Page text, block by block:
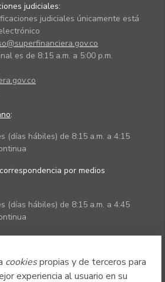
cookiespropias y de terceros para
experiencia al usuario en su
judiciales:
judiciales únicamente está
es de 8:15 a.m. a 5:00 p.m.
:
(días hábiles) de 8:15 a.m. a 4:15
por medios
(días hábiles) de 8:15 a.m. a 4:45